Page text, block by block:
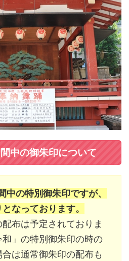
中の御朱印について
の特別御朱印ですが、
なっております。
布は予定されておりま
」の特別御朱印の時の
は通常御朱印の配布も